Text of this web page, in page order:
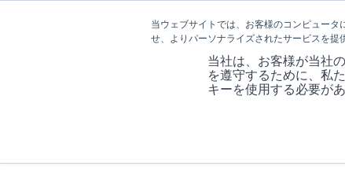
当ウェブサイトでは、お客様のコンピュー
せ、よりパーソナライズされたサービスを提
当社は、お客様が当社
を遵守するために、私
キーを使用する必要があ